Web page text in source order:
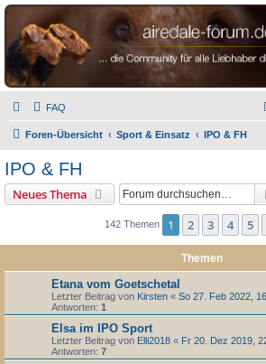
airedale-forum.de
FAQ
Foren-Übersicht Sport & Einsatz IPO & FH
IPO & FH
Neues Thema
142 Themen 1 2 3 4 5
Themen
Etana vom Goetschetal
Letzter Beitrag von Kirsten « So 27. Feb 2022,
Antworten: 1
Elsa im IPO Sport
Letzter Beitrag von Elli2018 « Fr 20. Dez 2019,
Antworten: 7